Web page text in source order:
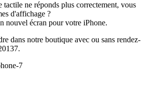
tactile ne réponds plus correctement, vous
d'affichage ?
nouvel écran pour votre iPhone.
dans notre boutique avec ou sans rendez-
7